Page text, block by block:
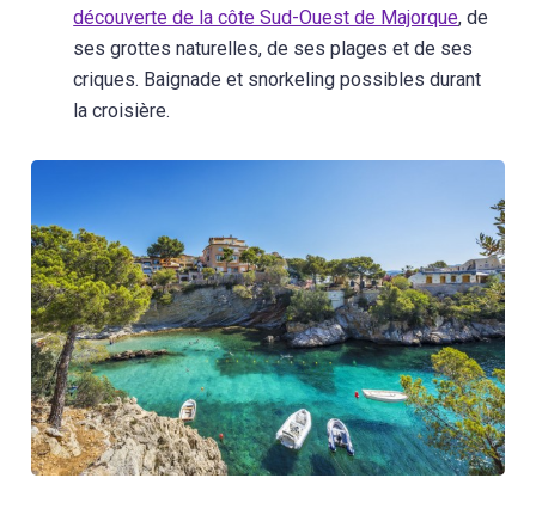
découverte de la côte Sud-Ouest de Majorque, de
ses grottes naturelles, de ses plages et de ses
criques. Baignade et snorkeling possibles durant
la croisière.